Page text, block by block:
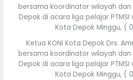
Ketua KONI Kota Depok Drs.
bersama koordinator wilayah dan
Depok di acara liga pelajar PTMSI
Kota Depok Minggu, (